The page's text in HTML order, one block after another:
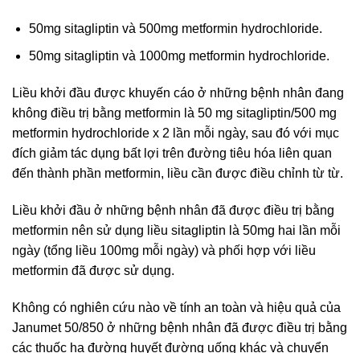
50mg sitagliptin và 500mg metformin hydrochloride.
50mg sitagliptin và 1000mg metformin hydrochloride.
Liều khởi đầu được khuyến cáo ở những bệnh nhân đang
không điều trị bằng metformin là 50 mg sitagliptin/500 mg
metformin hydrochloride x 2 lần mỗi ngày, sau đó với mục
đích giảm tác dụng bất lợi trên đường tiêu hóa liên quan
đến thành phần metformin, liều cần được điều chỉnh từ từ.
Liều khởi đầu ở những bệnh nhân đã được điều trị bằng
metformin nên sử dụng liều sitagliptin là 50mg hai lần mỗi
ngày (tổng liều 100mg mỗi ngày) và phối hợp với liều
metformin đã được sử dụng.
Không có nghiên cứu nào về tính an toàn và hiệu quả của
Janumet 50/850 ở những bệnh nhân đã được điều trị bằng
các thuốc hạ đường huyết đường uống khác và chuyển